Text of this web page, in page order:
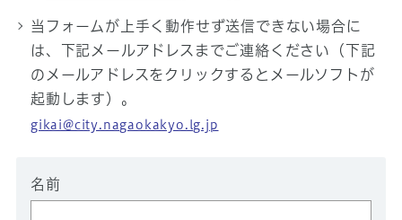
当フォームが上手く動作せず送信できない場合に
は、下記メールアドレスまでご連絡ください（下記
のメールアドレスをクリックするとメールソフトが
起動します）。
gikai@city.nagaokakyo.lg.jp
名前